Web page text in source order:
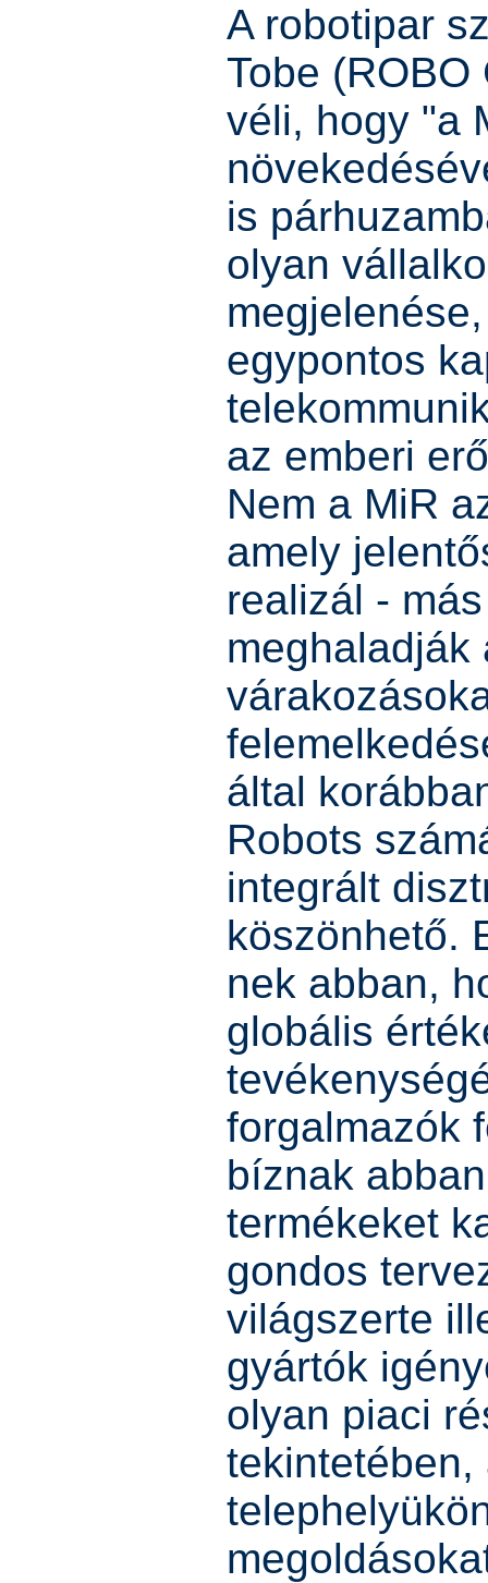
A robotipar
Tobe
véli, hogy "a
is
olyan
egypontos
az emberi
Nem a MiR
amely
realizál -
meghaladják
által
Robots
integrált
köszönhető.
nek abban,
globális
forgalmazók
bíznak
termékeket
gondos
világszerte
gyártók
olyan piaci
tekintetében,